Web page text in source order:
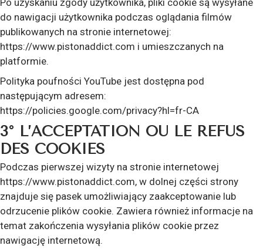
Po uzyskaniu zgody użytkownika, pliki cookie są wysyłane
do nawigacji użytkownika podczas oglądania filmów
publikowanych na stronie internetowej:
https://www.pistonaddict.com i umieszczanych na
platformie.
Polityka poufności YouTube jest dostępna pod
następującym adresem:
https://policies.google.com/privacy?hl=fr-CA
3° L’ACCEPTATION OU LE REFUS
DES COOKIES
Podczas pierwszej wizyty na stronie internetowej
https://www.pistonaddict.com, w dolnej części strony
znajduje się pasek umożliwiający zaakceptowanie lub
odrzucenie plików cookie. Zawiera również informacje na
temat zakończenia wysyłania plików cookie przez
nawigację internetową.